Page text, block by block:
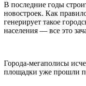
В последние годы
новостроек. Как
генерирует такое
населения — все это
Города-мегаполисы
площадки уже прошли